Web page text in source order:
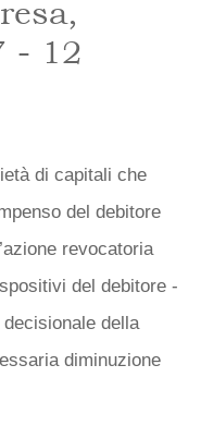
- 12
di capitali che
del debitore
revocatoria
del debitore -
della
diminuzione